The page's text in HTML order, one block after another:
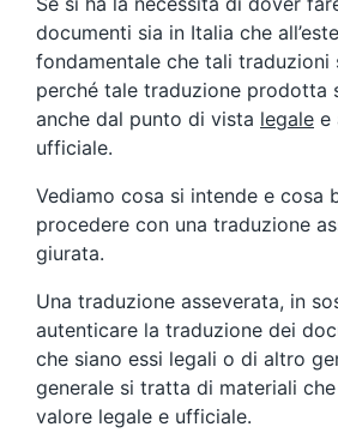
documenti sia in Italia che
fondamentale che tali traduzioni
perché tale traduzione prodotta
anche dal punto di vista legale e
ufficiale.
Vediamo cosa si intende e cosa
procedere con una traduzione
giurata.
Una traduzione asseverata, in
autenticare la traduzione dei
che siano essi legali o di altro
generale si tratta di materiali
valore legale e ufficiale.